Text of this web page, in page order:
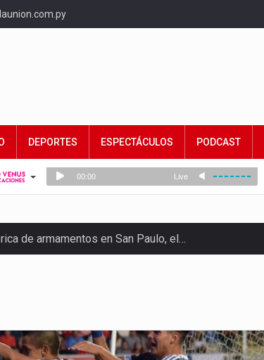
DEPORTES ESPECTÁCULOS PODCAST
de armamentos en San Paulo, el…
y Ciencias (MEC) ha confirmado la…
de 33 años que reside en…